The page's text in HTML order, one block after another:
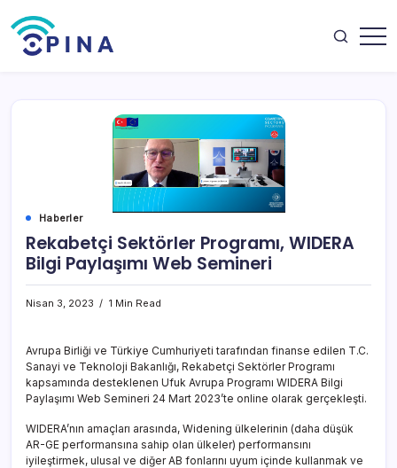
to
content
Haberler
Rekabetçi Sektörler Programı, WIDERA
Bilgi Paylaşımı Web Semineri
Nisan 3, 2023 1 Min Read
Avrupa Birliği ve Türkiye Cumhuriyeti tarafından finanse edilen T.C.
Sanayi ve Teknoloji Bakanlığı, Rekabetçi Sektörler Programı
kapsamında desteklenen Ufuk Avrupa Programı WIDERA Bilgi
Paylaşımı Web Semineri 24 Mart 2023’te online olarak gerçekleşti.
WIDERA’nın amaçları arasında, Widening ülkelerinin (daha düşük
AR-GE performansına sahip olan ülkeler) performansını
iyileştirmek, ulusal ve diğer AB fonlarını uyum içinde kullanmak ve